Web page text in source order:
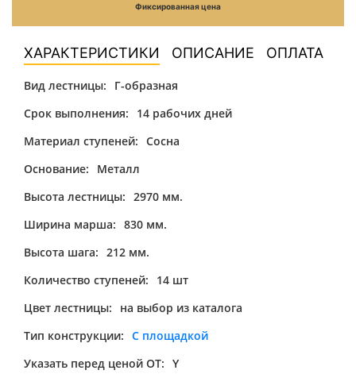
Фиксированная цена
ХАРАКТЕРИСТИКИ ОПИСАНИЕ ОПЛАТА
Вид лестницы:
Г-образная
Срок выполнения:
14 рабочих дней
Материал ступеней: Сосна
Основание:
Металл
Высота лестницы: 2970 мм.
Ширина марша: 830 мм.
Высота шага: 212 мм.
Количество ступеней:
14 шт
Цвет лестницы:
на выбор из каталога
Тип конструкции: С площадкой
Указать перед ценой ОТ: Y